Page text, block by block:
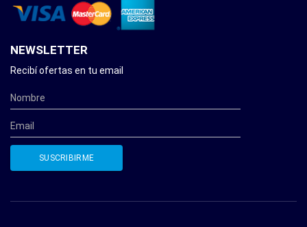
NEWSLETTER
Recibí ofertas en tu email